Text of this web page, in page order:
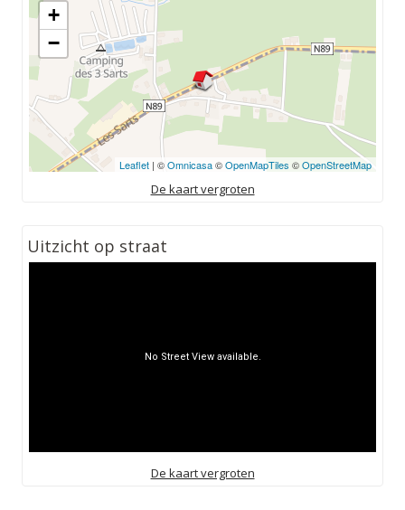
+
−
Leaflet| ©Omnicasa©OpenMapTiles ©OpenStreetMap
De kaart vergroten
Uitzicht op straat
De kaart vergroten